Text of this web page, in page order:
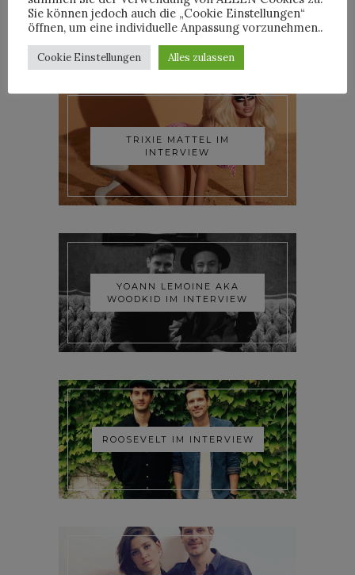
TRIXIE MATTEL IM
INTERVIEW
YOANN LEMOINE AKA
WOODKID IM INTERVIEW
ROOSEVELT IM INTERVIEW
Sie können jedoch auch die „Cookie Einstellungen“
öffnen, um eine individuelle Anpassung vorzunehmen..
Cookie Einstellungen Alles zulassen